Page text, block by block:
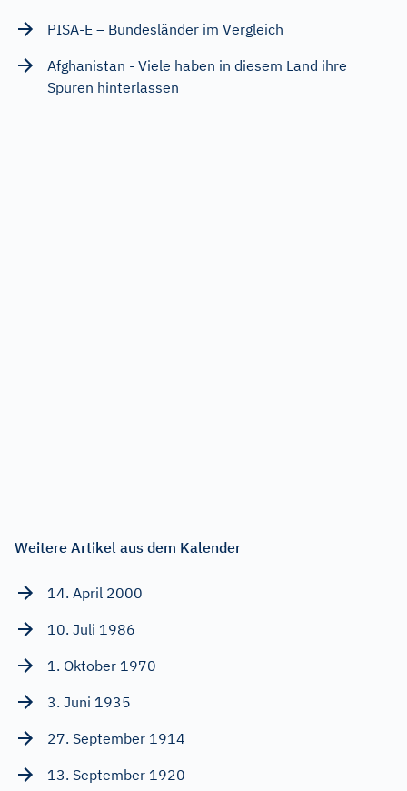
PISA-E – Bundesländer im Vergleich
Afghanistan - Viele haben in diesem Land ihre
Spuren hinterlassen
Weitere Artikel aus dem Kalender
14. April 2000
10. Juli 1986
1. Oktober 1970
3. Juni 1935
27. September 1914
13. September 1920